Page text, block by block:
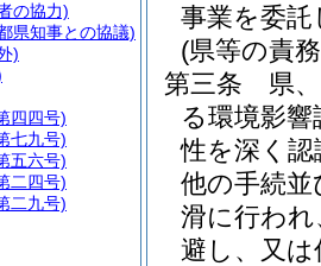
事業を委
(県等の責
第三条
県
る環境影
性を深く
他の手続
滑に行わ
避し、又
の協力)
県知事との協議)
)
四四号)
七九号)
五六号)
二四号)
二九号)